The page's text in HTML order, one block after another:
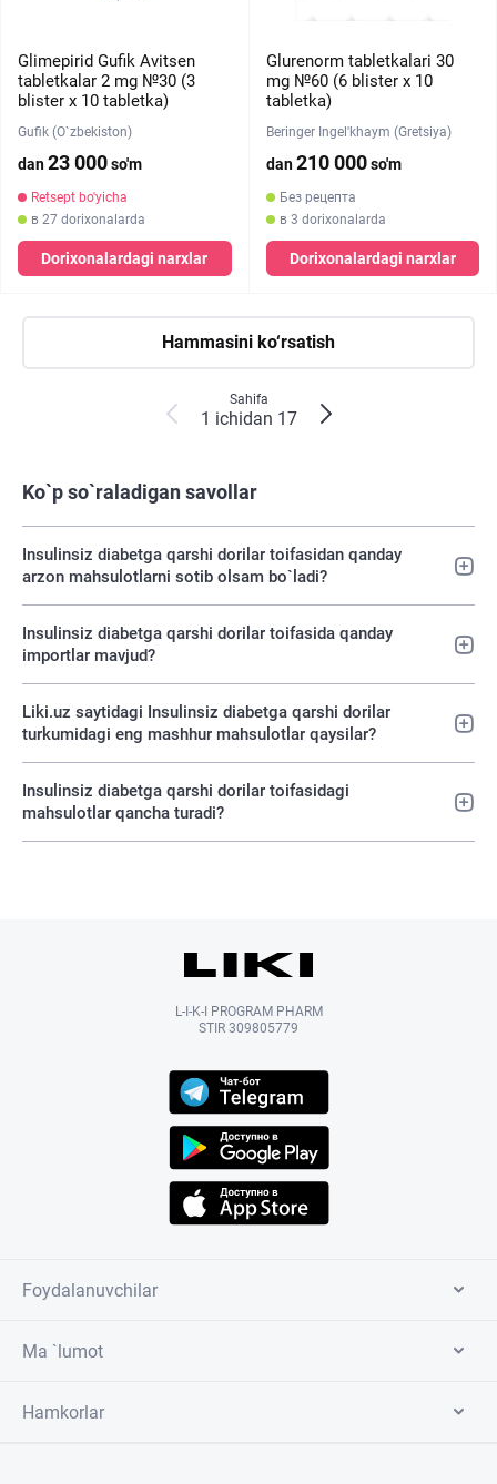
Glimepirid Gufik Avitsen
tabletkalar 2 mg №30 (3
blister х 10 tabletka)
Gufik (O`zbekiston)
dan23 000so'm
Retsept bo'yicha
в 27 dorixonalarda
Dorixonalardagi narxlar
Glurenorm tabletkalari 30
mg №60 (6 blister х 10
tabletka)
Beringer Ingel'khaym (Gretsiya)
dan210 000so'm
Без рецепта
в 3 dorixonalarda
Dorixonalardagi narxlar
Hammasini ko‘rsatish
Sahifa
1 ichidan 17
Ko`p so`raladigan savollar
Insulinsiz diabetga qarshi dorilar toifasidan qanday
arzon mahsulotlarni sotib olsam bo`ladi?
Insulinsiz diabetga qarshi dorilar toifasida qanday
importlar mavjud?
Liki.uz saytidagi Insulinsiz diabetga qarshi dorilar
turkumidagi eng mashhur mahsulotlar qaysilar?
Insulinsiz diabetga qarshi dorilar toifasidagi
mahsulotlar qancha turadi?
L-I-K-I PROGRAM PHARM
STIR 309805779
Foydalanuvchilar
Ma `lumot
Hamkorlar